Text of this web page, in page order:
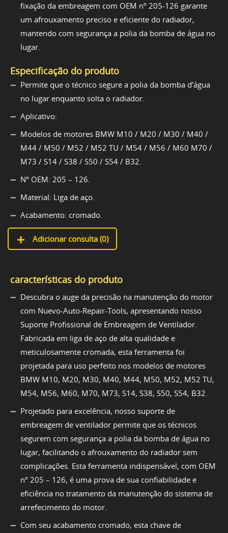
fixação da embreagem com OEM nº 205-126 garante
um afrouxamento preciso e eficiente do radiador,
mantendo com segurança a polia da bomba de água no
lugar.
Especificação do produto
Permite que o técnico segure a polia da bomba d’água
no lugar enquanto solta o radiador.
Aplicativo:
Modelos de motores BMW M10 / M20 / M30 / M40 /
M44 / M50 / M52 / M52 TU / M54 / M56 / M60 M70 /
M73 / S14 / S38 / S50 / S54 / B32.
Nº OEM: 205 – 126.
Material: Liga de aço.
Acabamento: cromado.
Adicionar consulta (0)
características do produto
Descubra o auge da precisão na manutenção do motor
com Nuevo-Auto-Repair-Tools, apresentando nosso
Suporte Profissional de Embreagem de Ventilador.
Fabricada em liga de aço de alta qualidade e
meticulosamente cromada, esta ferramenta foi
projetada para uso perfeito nos modelos de motores
BMW M10, M20, M30, M40, M44, M50, M52, M52 TU,
M54, M56, M60, M70, M73, S14, S38, S50, S54, B32.
Projetado para excelência, nosso suporte de
embreagem de ventilador permite que os técnicos
segurem com segurança a polia da bomba de água no
lugar, facilitando o afrouxamento do radiador sem
complicações. Esta ferramenta indispensável, com OEM
nº 205 – 126, é uma prova de sua confiabilidade e
eficiência no tratamento da manutenção do sistema de
arrefecimento do motor.
Com seu acabamento cromado, esta chave de